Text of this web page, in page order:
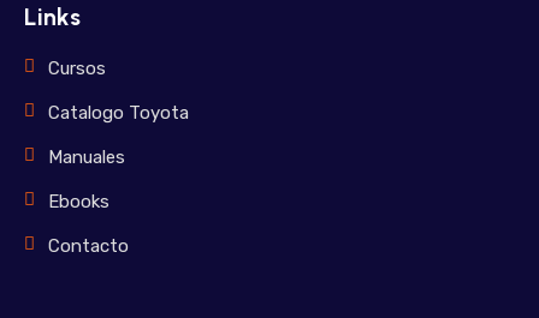
Links
Cursos
Catalogo Toyota
Manuales
Ebooks
Contacto